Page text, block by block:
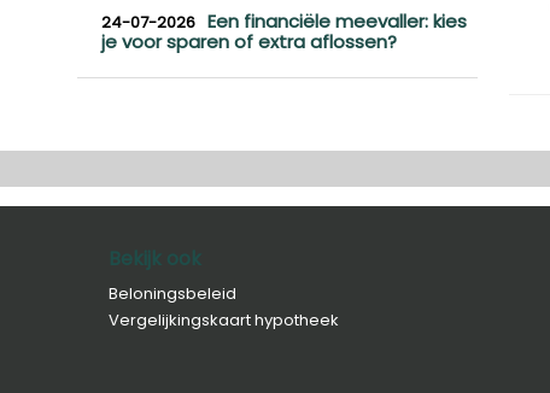
24-07-2026 Een financiële meevaller: kies
je voor sparen of extra aflossen?
Bekijk ook
Beloningsbeleid
Vergelijkingskaart hypotheek